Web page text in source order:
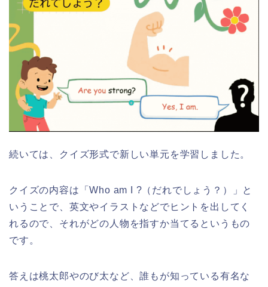
続いては、クイズ形式で新しい単元を学習しました。
クイズの内容は「Who am I ?（だれでしょう？）」と
いうことで、英文やイラストなどでヒントを出してく
れるので、それがどの人物を指すか当てるというもの
です。
答えは桃太郎やのび太など、誰もが知っている有名な